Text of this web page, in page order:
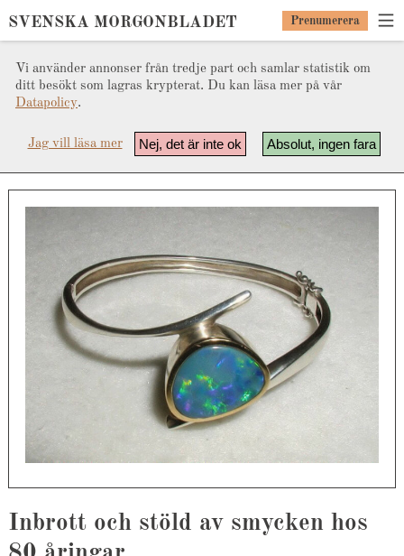
Vi använder annonser från tredje part och samlar statistik om
ditt besökt som lagras krypterat. Du kan läsa mer på vår
Datapolicy.
Absolut, ingen fara
Nej, det är inte ok
Jag vill läsa mer
SVENSKA MORGONBLADET Prenumerera
Inbrott och stöld av smycken hos